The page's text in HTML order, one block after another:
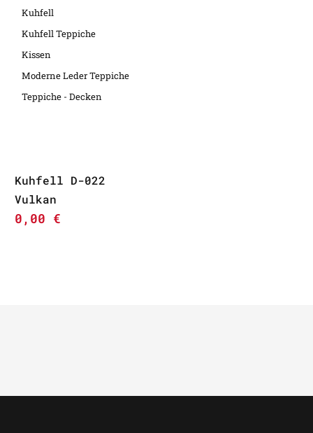
Kuhfell
Kuhfell Teppiche
Kissen
Moderne Leder Teppiche
Teppiche - Decken
Kuhfell D-022
Vulkan
0,00 €